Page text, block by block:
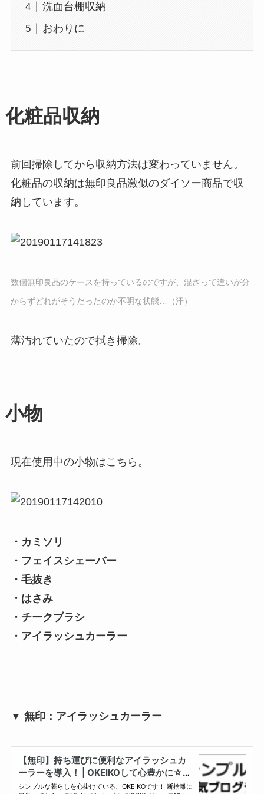
洗面台棚収納
おわりに
化粧品収納
前回掃除してから収納方法は変わっていません。
化粧品の収納は無印良品激似のダイソー商品で収
納しています。
数個無印良品のケースを持っているのですが、混ざって違いが分
からずどれがそうだったのか不明な状態…（汗）
薄汚れていたので拭き掃除。
小物
現在使用中の小物はこちら。
・カミソリ
・フェイスシェーバー
・毛抜き
・はさみ
・チークブラシ
・アイラッシュカーラー
▼ 無印：アイラッシュカーラー